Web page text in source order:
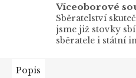
Víceoborové
Sběratelství
jsme již stovky
sběratele i státní
Popis